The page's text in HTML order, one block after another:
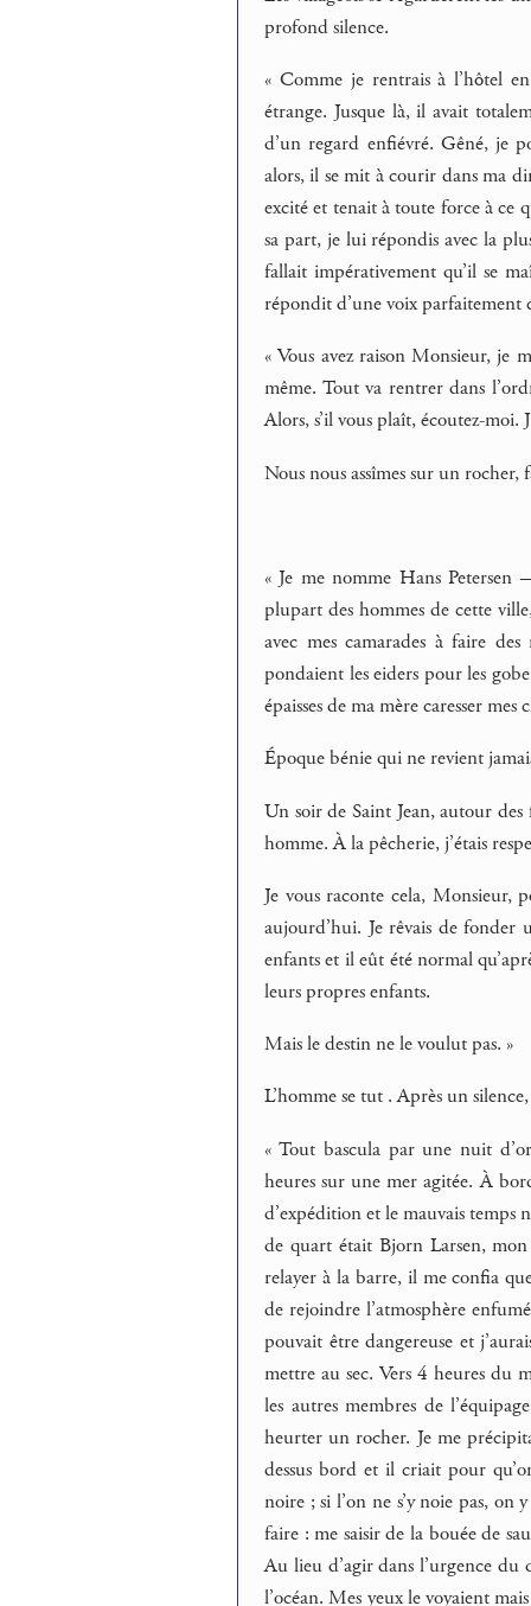
profond silence.
« Comme je rentrais à l’hôtel
étrange. Jusque là, il avait
d’un regard enfiévré. Gêné, je
alors, il se mit à courir dans ma
excité et tenait à toute force à ce
sa part, je lui répondis avec la
fallait impérativement qu’il se
répondit d’une voix parfaitement
« Vous avez raison Monsieur, je
même. Tout va rentrer dans
Alors, s’il vous plaît, écoutez-moi.
Nous nous assîmes sur un
« Je me nomme Hans
plupart des hommes de cette
avec mes camarades à faire
pondaient les eiders pour les
épaisses de ma mère caresser
Époque bénie qui ne revient
Un soir de Saint Jean, autour des
homme. À la pêcherie, j’étais
Je vous raconte cela, Monsieur,
aujourd’hui. Je rêvais de fonder
enfants et il eût été normal
leurs propres enfants.
Mais le destin ne le voulut pas. »
L’homme se tut . Après un
« Tout bascula par une nuit
heures sur une mer agitée. À
d’expédition et le mauvais
de quart était Bjorn Larsen,
relayer à la barre, il me confia
de rejoindre l’atmosphère
pouvait être dangereuse et
mettre au sec. Vers 4 heures du
les autres membres de
heurter un rocher. Je me
dessus bord et il criait pour
noire ; si l’on ne s’y noie pas, on
faire : me saisir de la bouée de
Au lieu d’agir dans l’urgence du
l’océan. Mes yeux le voyaient